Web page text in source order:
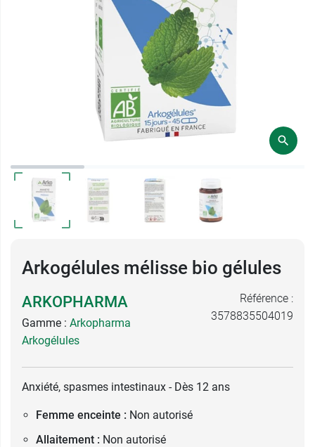
Arkogélules mélisse bio gélules
ARKOPHARMA
Gamme : Arkopharma
Arkogélules
Référence :
3578835504019
Anxiété, spasmes intestinaux - Dès 12 ans
Femme enceinte : Non autorisé
Allaitement : Non autorisé